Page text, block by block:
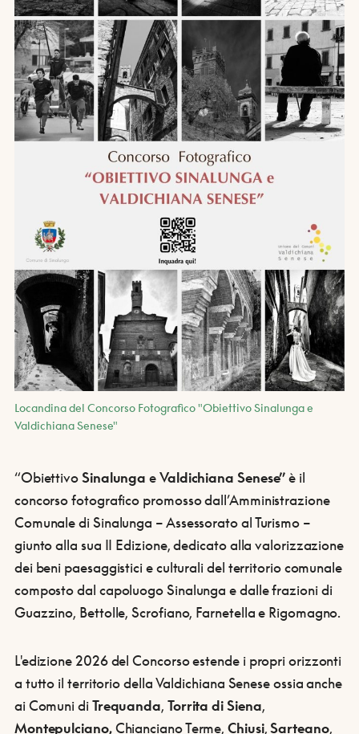
Locandina del Concorso Fotografico "Obiettivo Sinalunga e
Valdichiana Senese"
“ObiettivoSinalunga eValdichiana Senese”è il
concorso fotografico promosso dall’Amministrazione
Comunale di Sinalunga – Assessorato al Turismo –
giunto alla sua II Edizione, dedicato alla valorizzazione
dei beni paesaggistici e culturali del territorio comunale
composto dal capoluogo Sinalunga e dalle frazioni di
Guazzino, Bettolle, Scrofiano, Farnetella e Rigomagno.
L'edizione 2026 del Concorso estende i propri orizzonti
a tutto il territorio della Valdichiana Senese ossia anche
ai Comuni diTrequanda, Torrita di Siena,
Montepulciano,Chianciano Terme,Chiusi,Sarteano,